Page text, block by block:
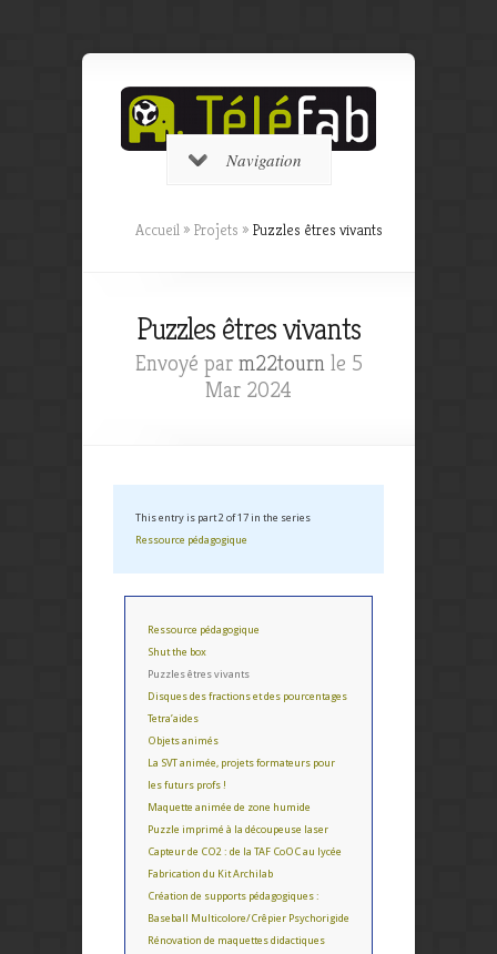
Navigation
Accueil » Projets » Puzzles êtres vivants
Puzzles êtres vivants
Envoyé par m22tournle 5
Mar 2024
This entry is part 2 of 17 in the series
Ressource pédagogique
Ressource pédagogique
Shut the box
Puzzles êtres vivants
Disques des fractions et des pourcentages
Tetra’aides
Objets animés
La SVT animée, projets formateurs pour
les futurs profs !
Maquette animée de zone humide
Puzzle imprimé à la découpeuse laser
Capteur de CO2 : de la TAF CoOC au lycée
Fabrication du Kit Archilab
Création de supports pédagogiques :
Baseball Multicolore/Crêpier Psychorigide
Rénovation de maquettes didactiques